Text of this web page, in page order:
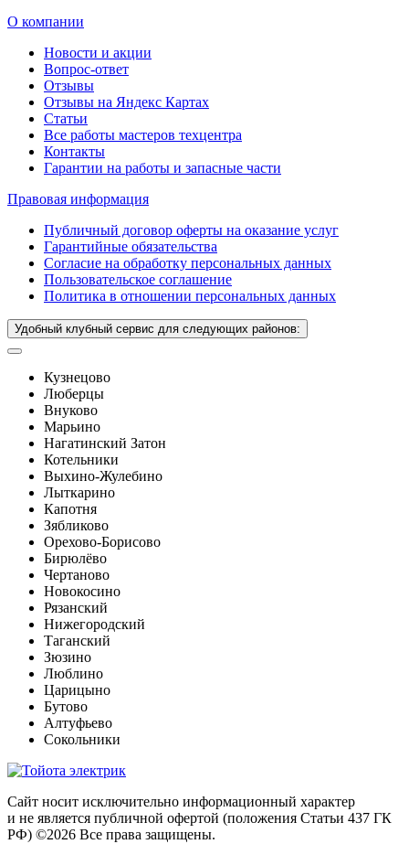
О компании
Новости и акции
Вопрос-ответ
Отзывы
Отзывы на Яндекс Картах
Статьи
Все работы мастеров техцентра
Контакты
Гарантии на работы и запасные части
Правовая информация
Публичный договор оферты на оказание услуг
Гарантийные обязательства
Согласие на обработку персональных данных
Пользовательское соглашение
Политика в отношении персональных данных
Удобный клубный сервис для следующих районов:
Кузнецово
Люберцы
Внуково
Марьино
Нагатинский Затон
Котельники
Выхино-Жулебино
Лыткарино
Капотня
Зябликово
Орехово-Борисово
Бирюлёво
Чертаново
Новокосино
Рязанский
Нижегородский
Таганский
Зюзино
Люблино
Царицыно
Бутово
Алтуфьево
Сокольники
Сайт носит исключительно информационный характер
и не является публичной офертой (положения Статьи 437 ГК
РФ) ©2026 Все права защищены.